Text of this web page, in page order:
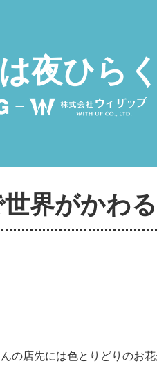
夜ひらく
界がかわる
の店先には色とりどりのお